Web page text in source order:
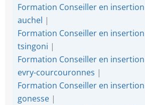
Formation Conseiller en
auchel |
Formation Conseiller en
tsingoni |
Formation Conseiller en
evry-courcouronnes |
Formation Conseiller en
gonesse |